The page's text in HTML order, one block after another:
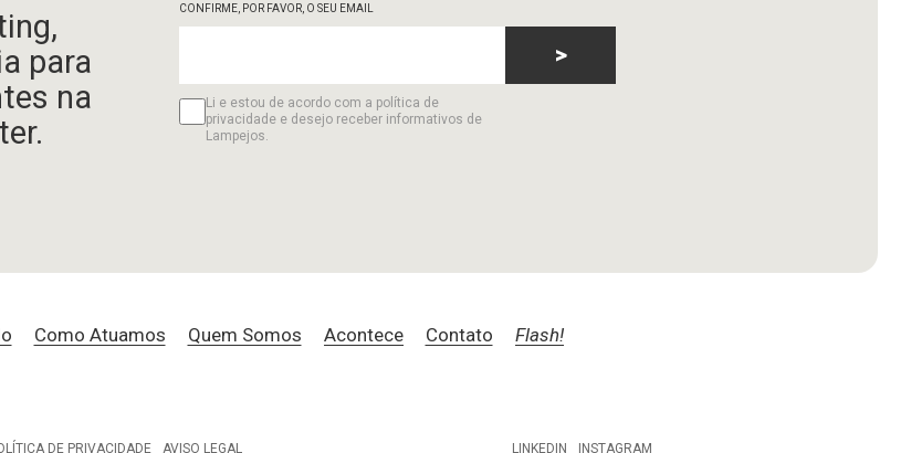
para
na
CONFIRME, POR FAVOR, O SEU EMAIL
Li e estou de acordo com a política de
privacidade e desejo receber informativos de
Lampejos.
>
Como Atuamos Quem Somos Acontece Contato Flash!
DE PRIVACIDADE AVISO LEGAL LINKEDIN INSTAGRAM